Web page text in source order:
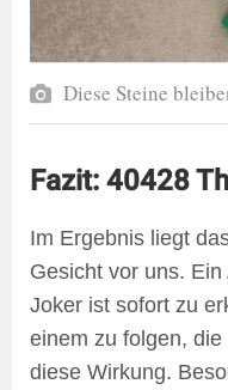
Diese Steine
Fazit: 40428
Im Ergebnis liegt
Gesicht vor uns.
Joker ist sofort zu
einem zu folgen,
diese Wirkung.